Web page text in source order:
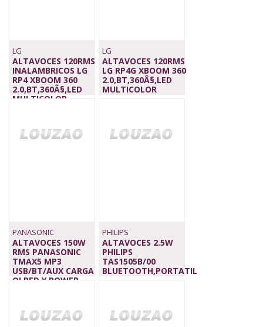
LG
ALTAVOCES 120RMS
INALAMBRICOS LG
RP4 XBOOM 360
2.0,BT,360Â§,LED
MULTICOLOR
LG
ALTAVOCES 120RMS
LG RP4G XBOOM 360
2.0,BT,360Â§,LED
MULTICOLOR
PANASONIC
ALTAVOCES 150W
RMS PANASONIC
TMAX5 MP3
USB/BT/AUX CARGA
QI,RED Y POWER
PHILIPS
ALTAVOCES 2.5W
PHILIPS
TAS1505B/00
BLUETOOTH,PORTATIL